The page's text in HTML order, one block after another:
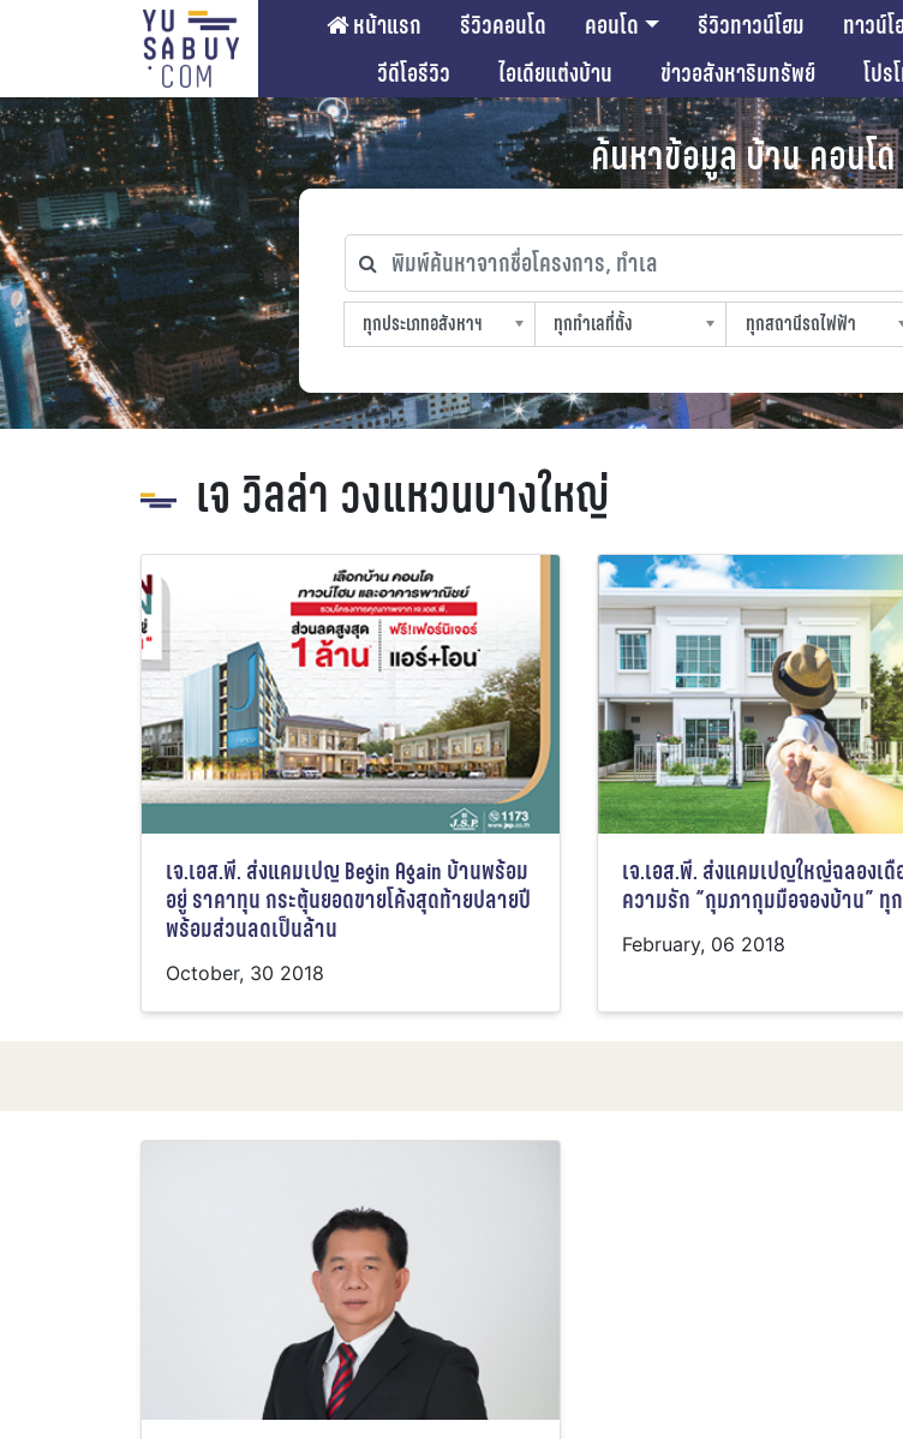
หน้าแรก รีวิวคอนโด คอนโด รีวิวทาวน์โฮม ทาวน์โ
วีดีโอรีวิว
ไอเดียแต่งบ้าน ข่าวอสังหาริมทรัพย์ โปร
ค้นหาข้อมูล บ้าน คอนโ
พิมพ์ค้นหาจากชื่อโครงการ, ทำเล
ทุกประเภทอสังหาฯ
ทุกประเภทอสังหาฯ
ทุกทำเลที่ตั้ง
ทุกทำเลที่ตั้ง
ทุกสถานีรถไฟฟ้า
ทุกสถานีรถไฟฟ้า
ทุกช่วงราคา
เจ วิลล่า วงแหวนบางใหญ่
เจ.เอส.พี. ส่งแคมเปญ Begin Again บ้านพร้อม
อยู่ ราคาทุน กระตุ้นยอดขายโค้งสุดท้ายปลายปี
พร้อมส่วนลดเป็นล้าน
October, 30 2018
เจ.เอส.พี. ส่งแคมเปญใหญ่ฉลองเ
ความรัก “กุมภากุมมือจองบ้าน” ทุ
February, 06 2018